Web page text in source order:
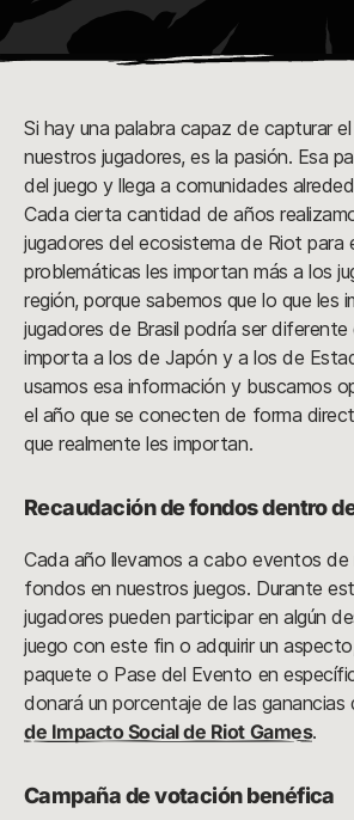
Si hay una palabra capaz de capturar
nuestros jugadores, es la pasión. Esa
del juego y llega a comunidades
Cada cierta cantidad de años
jugadores del ecosistema de Riot para
problemáticas les importan más a los
región, porque sabemos que lo que les
jugadores de Brasil podría ser diferente
importa a los de Japón y a los de
usamos esa información y buscamos
el año que se conecten de forma
que realmente les importan.
Recaudación de fondos dentro
Cada año llevamos a cabo eventos de
fondos en nuestros juegos. Durante
jugadores pueden participar en algún
juego con este fin o adquirir un
paquete o Pase del Evento en
donará un porcentaje de las ganancias
de Impacto Social de Riot Games.
Campaña de votación benéfica